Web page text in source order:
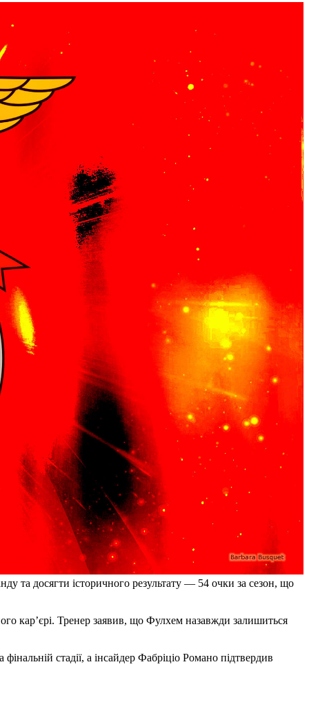
та досягти історичного результату — 54 очки за сезон, що
кар’єрі. Тренер заявив, що Фулхем назавжди залишиться
стадії, а інсайдер Фабріціо Романо підтвердив